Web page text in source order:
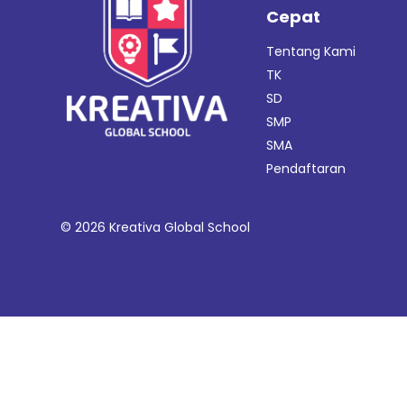
Cepat
Tentang Kami
TK
SD
SMP
SMA
Pendaftaran
© 2026 Kreativa Global School